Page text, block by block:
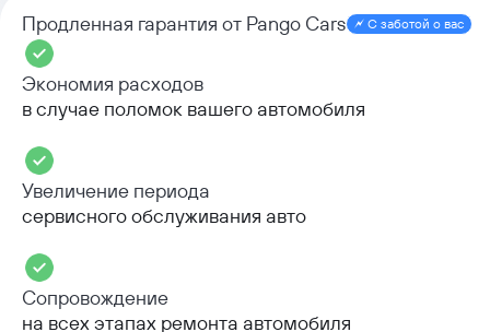
Продленная гарантия от Pango Cars С заботой о вас
Экономия расходов
в случае поломок вашего автомобиля
Увеличение периода
сервисного обслуживания авто
Сопровождение
на всех этапах ремонта автомобиля